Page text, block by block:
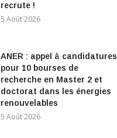
recrute !
5 Août 2026
ANER : appel à candidatures
pour 10 bourses de
recherche en Master 2 et
doctorat dans les énergies
renouvelables
5 Août 2026